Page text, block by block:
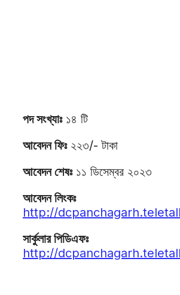
পদ সংখ্যাঃ১৪ টি
আবেদন ফিঃ২২৩/- টাকা
আবেদন শেষঃ১১ ডিসেম্বর ২০২৩
আবেদন লিংকঃ
http://
সার্কুলার পিডিএফঃ
http://